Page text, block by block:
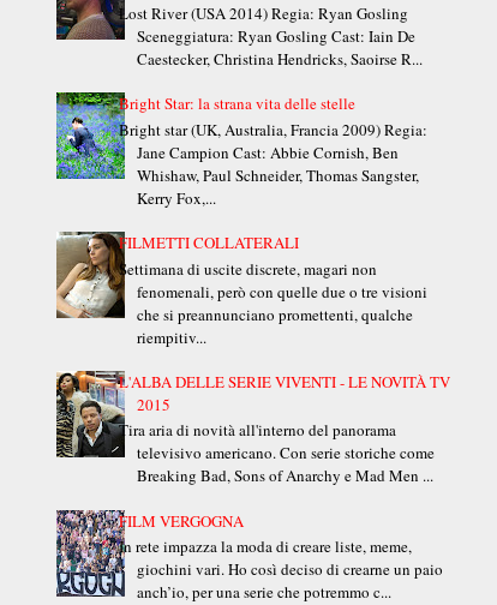
Lost River (USA 2014) Regia: Ryan Gosling
Sceneggiatura: Ryan Gosling Cast: Iain De
Caestecker, Christina Hendricks, Saoirse R...
Bright Star: la strana vita delle stelle
Bright star (UK, Australia, Francia 2009) Regia:
Jane Campion Cast: Abbie Cornish, Ben
Whishaw, Paul Schneider, Thomas Sangster,
Kerry Fox,...
FILMETTI COLLATERALI
Settimana di uscite discrete, magari non
fenomenali, però con quelle due o tre visioni
che si preannunciano promettenti, qualche
riempitiv...
L'ALBA DELLE SERIE VIVENTI - LE NOVITÀ TV
2015
Tira aria di novità all'interno del panorama
televisivo americano. Con serie storiche come
Breaking Bad, Sons of Anarchy e Mad Men ...
FILM VERGOGNA
In rete impazza la moda di creare liste, meme,
giochini vari. Ho così deciso di crearne un paio
anch’io, per una serie che potremmo c...